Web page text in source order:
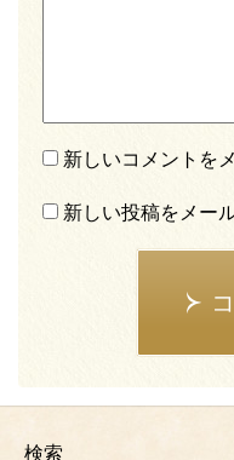
新しいコメントを
新しい投稿をメー
検索